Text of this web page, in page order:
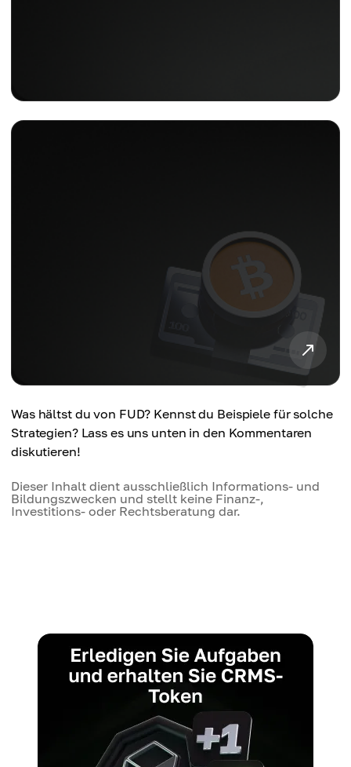
Was hältst du von FUD? Kennst du Beispiele für solche
Strategien? Lass es uns unten in den Kommentaren
diskutieren!
Dieser Inhalt dient ausschließlich Informations- und
Bildungszwecken und stellt keine Finanz-,
Investitions- oder Rechtsberatung dar.